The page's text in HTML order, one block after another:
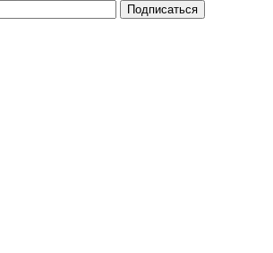
Подписаться